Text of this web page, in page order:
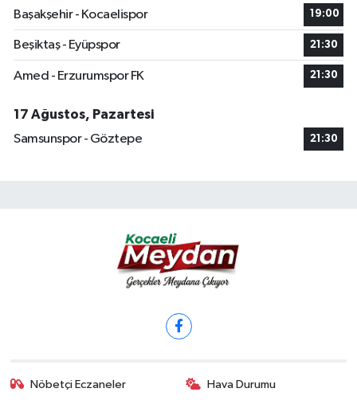
Başakşehir - Kocaelispor
19:00
Beşiktaş - Eyüpspor 21:30
Amed - Erzurumspor FK 21:30
17 Ağustos, Pazartesi
Samsunspor - Göztepe
21:30
Nöbetçi Eczaneler Hava Durumu